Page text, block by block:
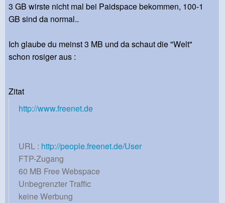
3 GB wirste nicht mal bei Paidspace bekommen, 100-1
GB sind da normal..
Ich glaube du meinst 3 MB und da schaut die "Welt"
schon rosiger aus :
Zitat
http://www.freenet.de
URL : http://people.freenet.de/User
FTP-Zugang
60 MB Free Webspace
Unbegrenzter Traffic
keine Werbung